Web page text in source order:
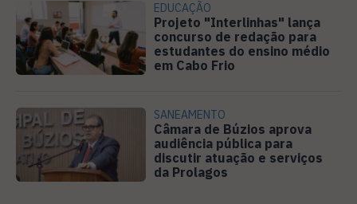
EDUCAÇÃO
Projeto "Interlinhas" lança
concurso de redação para
estudantes do ensino médio
em Cabo Frio
SANEAMENTO
Câmara de Búzios aprova
audiência pública para
discutir atuação e serviços
da Prolagos